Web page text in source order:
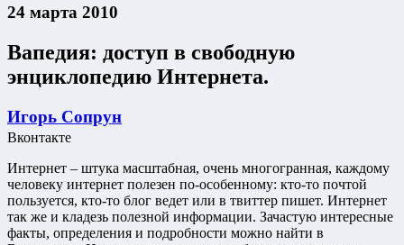
24 марта 2010
Вапедия: доступ в свободную
энциклопедию Интернета.
Игорь Сопрун
Вконтакте
Интернет – штука масштабная, очень многогранная, каждому
человеку интернет полезен по-особенному: кто-то почтой
пользуется, кто-то блог ведет или в твиттер пишет. Интернет
так же и кладезь полезной информации. Зачастую интересные
факты, определения и подробности можно найти в